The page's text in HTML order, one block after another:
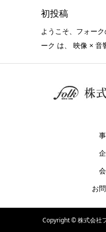
初投稿
ようこそ、フォー
ーク は、 映像 × 音
お
Copyright ©株式会社